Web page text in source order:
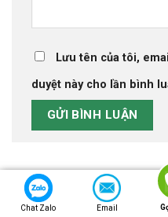
Lưu tên của tôi,
duyệt này cho lần bình
Danh mục
Chat Zalo Email